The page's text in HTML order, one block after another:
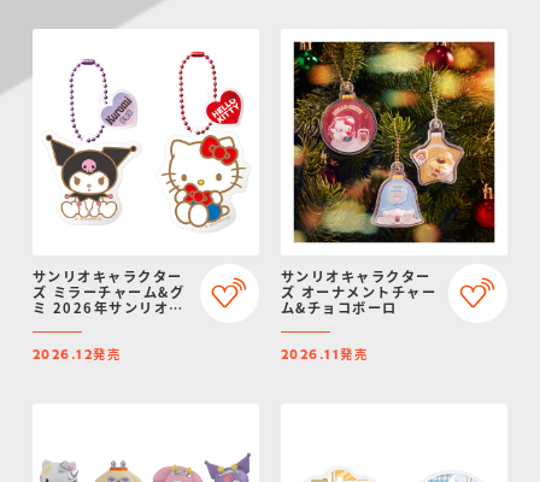
サンリオキャラクター
ズ ミラーチャーム&グ
ミ 2026年サンリオキ
2026.12発売
サンリオキャラクター
ズ オーナメントチャー
ム&チョコボーロ
2026.11発売